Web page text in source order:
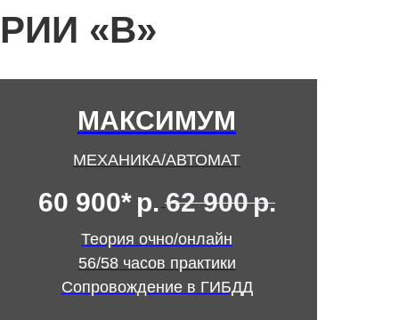
«В»
МАКСИМУМ
МЕХАНИКА/АВТОМАТ
60 900* р. 62 900р.
Теория очно/онлайн
56/58 часов практики
Сопровождение в ГИБДД